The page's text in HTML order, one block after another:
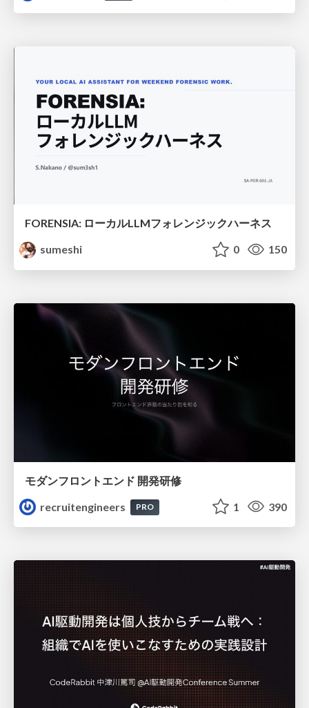
FORENSIA: ローカルLLMフォレンジックハーネス
sumeshi
0 150
モダンフロントエンド 開発研修
recruitengineers
PRO 1 390